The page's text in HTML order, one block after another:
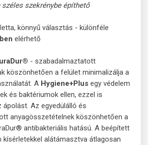
szekrénybe építhető
könnyű választás - különféle
elérhető
- szabadalmaztatott
köszönhetően a felület minimalizálja a
A Hygiene+Plus egy védelem
és baktériumok ellen, ezzel is
ápolást. Az egyedülálló és
anyagösszetételnek köszönhetően a
antibakteriális hatású. A beépített
kísérletekkel alátámasztva átlagosan